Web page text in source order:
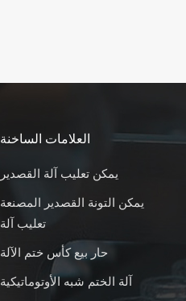
العلامات الساخنة
يمكن تعليب آلة القصدير
يمكن التونة القصدير المصنعة
تعليب آلة
حار بيع كأس ختم الآلة
آلة الختم شبه الأوتوماتيكية